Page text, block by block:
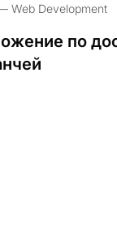
Web Development
по